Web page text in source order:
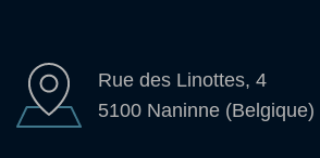
Rue des Linottes, 4
5100 Naninne (Belgique)